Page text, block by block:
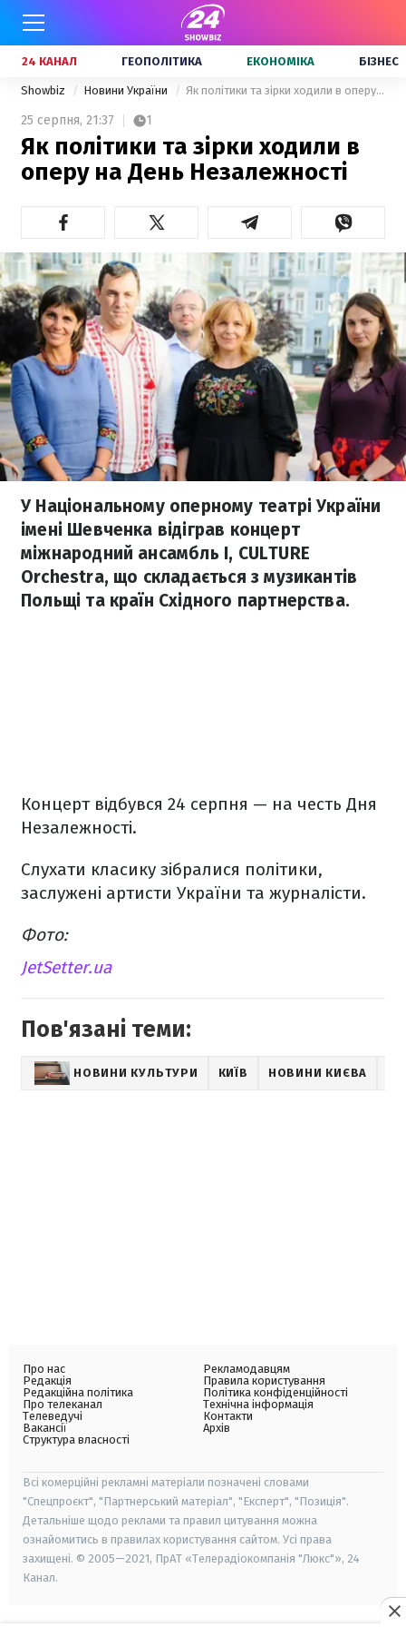
24 КАНАЛ ГЕОПОЛІТИКА ЕКОНОМІКА БІЗНЕС
Showbiz Новини України Як політики та зірки ходили в оперу на День Незалежності
25 серпня, 21:37 1
Як політики та зірки ходили в
оперу на День Незалежності
У Національному оперному театрі України
імені Шевченка відіграв концерт
міжнародний ансамбль I, CULTURE
Orchestra, що складається з музикантів
Польщі та країн Східного партнерства.
Концерт відбувся 24 серпня — на честь Дня
Незалежності.
Слухати класику зібралися політики,
заслужені артисти України та журналісти.
Фото:
JetSetter.ua
Пов'язані теми:
НОВИНИ КУЛЬТУРИ КИЇВ НОВИНИ КИЄВА
Про нас
Редакція
Редакційна політика
Про телеканал
Телеведучі
Вакансії
Структура власності
Рекламодавцям
Правила користування
Політика конфіденційності
Технічна інформація
Контакти
Архів
Всі комерційні рекламні матеріали позначені словами
"Спецпроєкт", "Партнерський матеріал", "Експерт", "Позиція".
Детальніше щодо реклами та правил цитування можна
ознайомитись в правилах користування сайтом. Усі права
захищені. © 2005—2021, ПрАТ «Телерадіокомпанія "Люкс"», 24
Канал.